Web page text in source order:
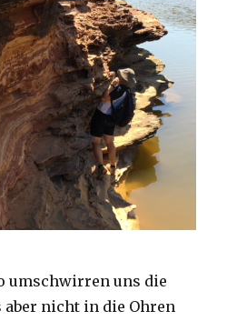
umschwirren uns die
nicht in die Ohren